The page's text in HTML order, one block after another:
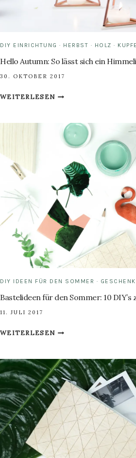
DIY EINRICHTUNG · HERBST · HOLZ ·
Hello Autumn: So lässt sich ein
30. OKTOBER 2017
WEITERLESENHELLO
LÄSST
SICH
HIMMELI
TEELICHTHALTER
BASTELN
DIY IDEEN FÜR DEN SOMMER ·
Bastelideen für den Sommer: 10 DIY’s
11. JULI 2017
WEITERLESENBASTELIDEEN
SOMMER:
10
DIY’S
ZUM
NACHMACHEN